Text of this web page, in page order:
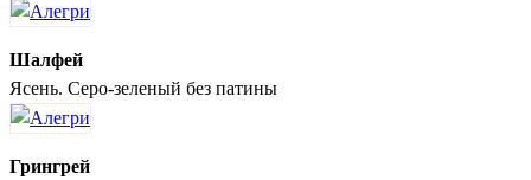
Шалфей
Ясень. Серо-зеленый без патины
Грингрей